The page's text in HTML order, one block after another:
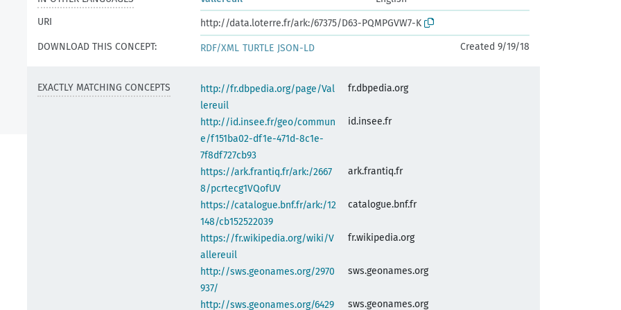
URI
http://data.loterre.fr/ark:/67375/D63-PQMPGVW7-K
DOWNLOAD THIS CONCEPT:
RDF/XML TURTLE JSON-LD Created 9/19/18
EXACTLY MATCHING CONCEPTS
http://fr.dbpedia.org/page/Val
lereuil
fr.dbpedia.org
http://id.insee.fr/geo/commun
e/f151ba02-df1e-471d-8c1e-
7f8df727cb93
id.insee.fr
https://ark.frantiq.fr/ark:/2667
8/pcrtecg1VQofUV
ark.frantiq.fr
https://catalogue.bnf.fr/ark:/12
148/cb152522039
catalogue.bnf.fr
https://fr.wikipedia.org/wiki/V
allereuil
fr.wikipedia.org
http://sws.geonames.org/2970
937/
sws.geonames.org
http://sws.geonames.org/6429 sws.geonames.org